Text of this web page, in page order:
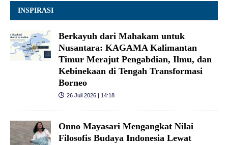
INSPIRASI
Berkayuh dari Mahakam untuk
Nusantara: KAGAMA Kalimantan
Timur Merajut Pengabdian, Ilmu, dan
Kebinekaan di Tengah Transformasi
Borneo
26 Juli 2026 | 14:18
Onno Mayasari Mengangkat Nilai
Filosofis Budaya Indonesia Lewat